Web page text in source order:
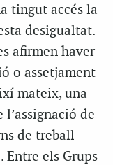
tingut accés la
desigualtat.
afirmen haver
o assetjament
mateix, una
de
de treball
els Grups